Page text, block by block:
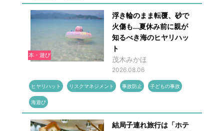
本・遊び
浮き輪のまま転覆、砂で
火傷も...夏休み前に親が
知るべき海のヒヤリハッ
ト
茂木みかほ
2026.08.06
ヒヤリハット リスクマネジメント 事故防止 子どもの事故
海遊び
結局子連れ旅行は「ホテ